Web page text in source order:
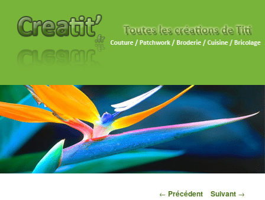
Navigation des articles
← Précédent Suivant →